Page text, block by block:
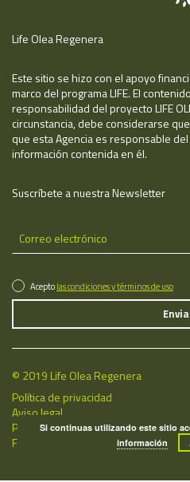
Life Olea Regenera
Este sitio se hizo con el apoyo
marco del programa LIFE. El
responsabilidad del proyecto LIFE
circunstancia, debe considerarse
que esta Agencia es responsable
información contenida en él.
Suscríbete a nuestra Newsletter
Aceptolas condiciones y términos de uso
© 2019 Life Olea Regenera
Política de privacidad
Aviso legal
Política de cookies
Fecha de última actualización: 06/
Si continuas utilizando este sitio
información